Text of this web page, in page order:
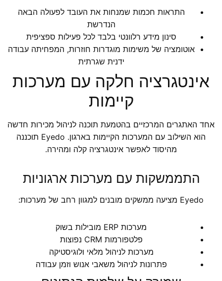
התראות חכמות שמנחות את העובד לפעולה הבאה
הנדרשת
סינון מידע רלוונטי בלבד לכל פעילות ספציפית
אוטומציה של משימות מוגדרות חוזרות, המפחיתה עבודה
ידנית שגרתית
אינטגרציה חלקה עם מערכות
קיימות
אחד האתגרים המרכזיים בהטמעת תוכנה לניהול מכירות חדשה
הוא השילוב עם המערכות הקיימות בארגון. Eyedo תוכננה
מהיסוד לאפשר אינטגרציה קלה ומהירה.
התממשקות עם מערכות ארגוניות
Eyedo מציעה ממשקים מובנים למגוון רחב של מערכות:
מערכות ERP מובילות בשוק
פלטפורמות CRM נפוצות
מערכות לניהול מלאי ולוגיסטיקה
פתרונות לניהול משאבי אנוש וזמן עבודה